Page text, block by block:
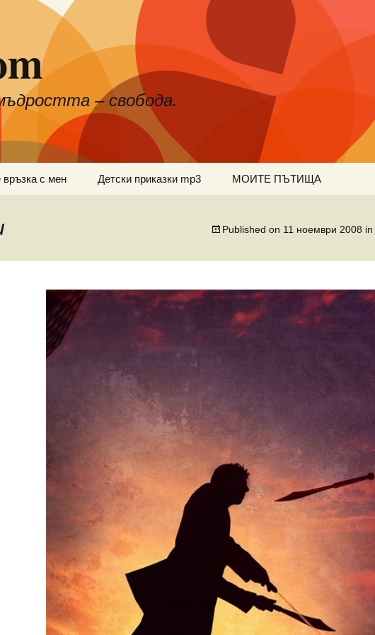
– свобода.
връзка с мен Детски приказки mp3 МОИТЕ ПЪТИЩА
Published on 11 ноември 2008 in